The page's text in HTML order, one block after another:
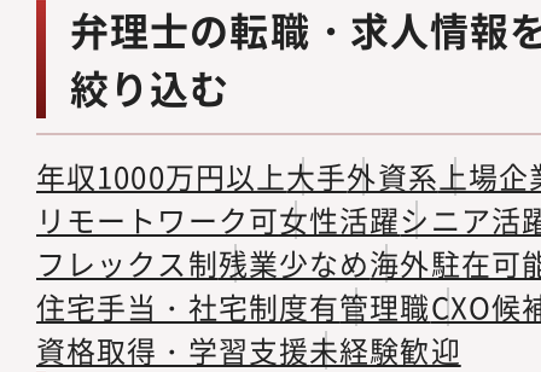
弁理士の転職・求人情報
絞り込む
年収1000万円以上大手外資系上場企
リモートワーク可女性活躍シニア活
フレックス制残業少なめ海外駐在可
住宅手当・社宅制度有管理職CXO候
資格取得・学習支援未経験歓迎